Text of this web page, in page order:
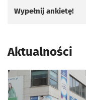
Wypełnij ankietę!
Aktualności